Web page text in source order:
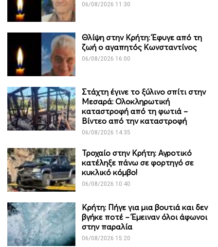
06/08/2026 11:30
Θλίψη στην Κρήτη: Έφυγε από τη
ζωή ο αγαπητός Κωνσταντίνος
06/08/2026 16:00
Στάχτη έγινε το ξύλινο σπίτι στην
Μεσαρά: Ολοκληρωτική
καταστροφή από τη φωτιά –
Βίντεο από την καταστροφή
06/08/2026 14:35
Τροχαίο στην Κρήτη: Αγροτικό
κατέληξε πάνω σε φορτηγό σε
κυκλικό κόμβο!
06/08/2026 10:40
Κρήτη: Πήγε για μια βουτιά και δεν
βγήκε ποτέ – Έμειναν όλοι άφωνοι
στην παραλία
06/08/2026 15:20